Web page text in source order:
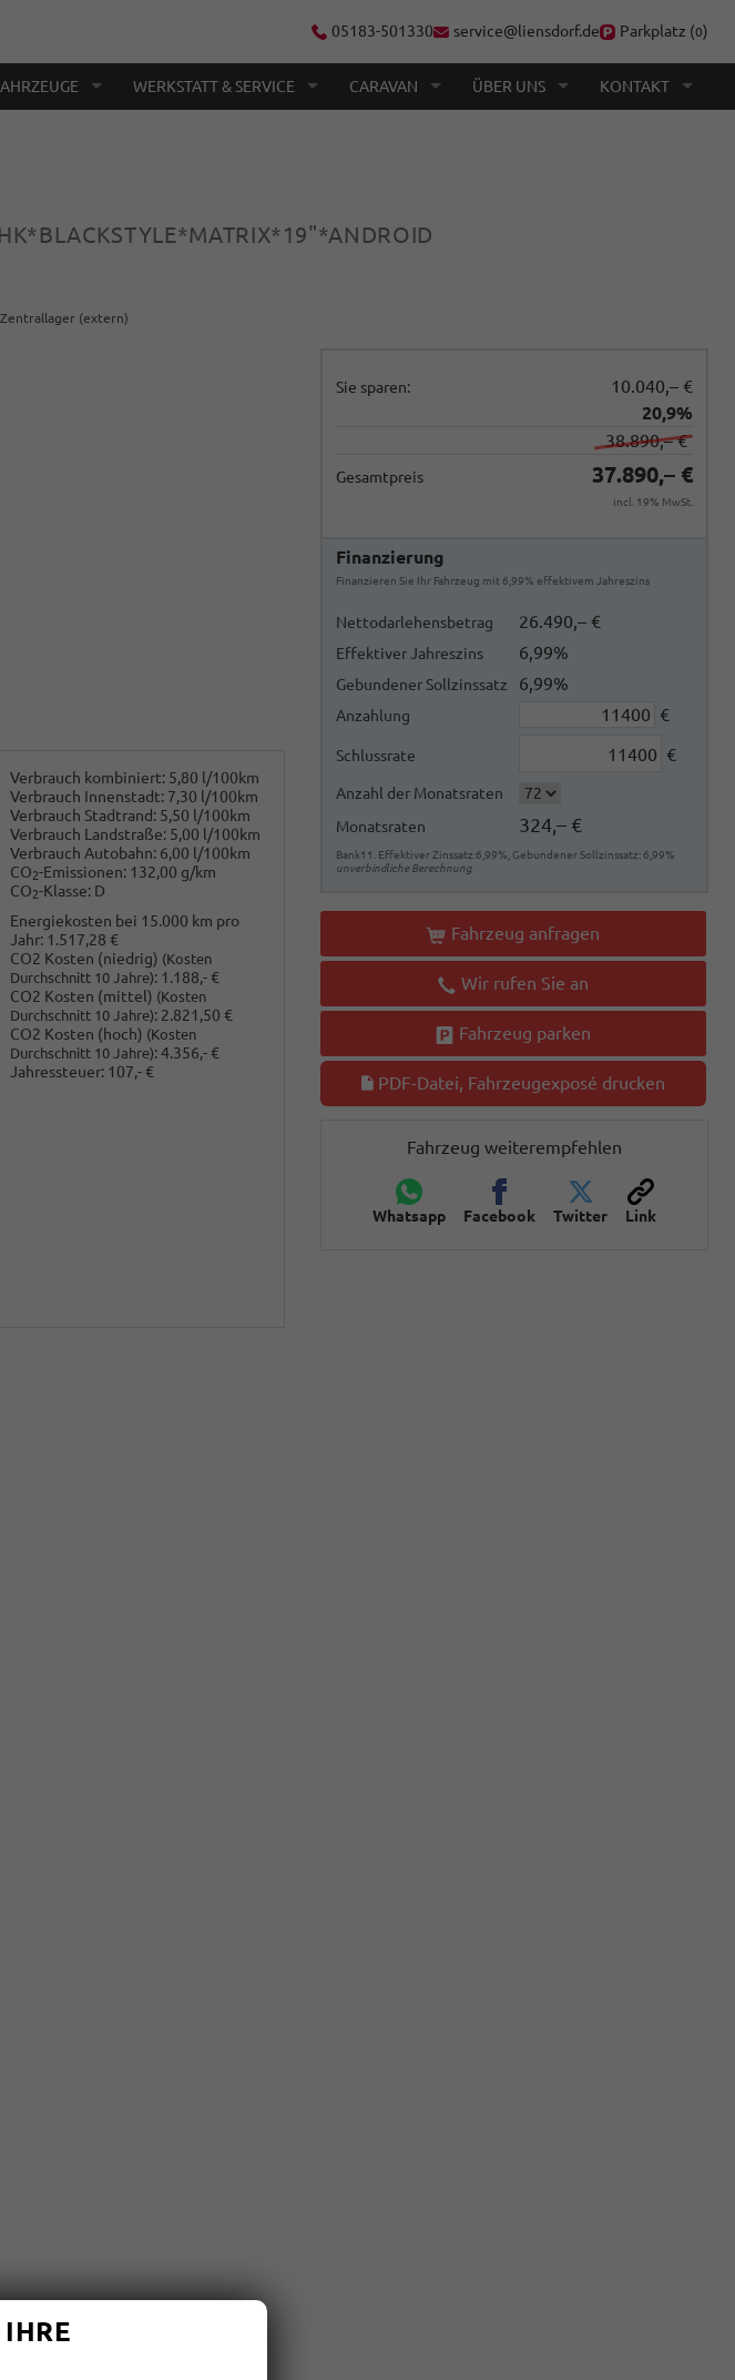
05183-501330 service@liensdorf.de Parkplatz (0)
WERKSTATT & SERVICE CARAVAN ÜBER UNS KONTAKT
Zentrallager (extern)
Sie sparen:
10.040,– €
20,9%
38.890,– €
Gesamtpreis 37.890,– €
incl. 19% MwSt.
Finanzierung
Finanzieren Sie Ihr Fahrzeug mit 6,99% effektivem Jahreszins
Nettodarlehensbetrag 26.490,– €
Effektiver Jahreszins 6,99%
Gebundener Sollzinssatz 6,99%
Anzahlung €
Schlussrate €
Anzahl der Monatsraten
Monatsraten
324,– €
Bank11. Effektiver Zinssatz:6,99%, Gebundener Sollzinssatz: 6,99%
unverbindliche Berechnung
Fahrzeug anfragen
Wir rufen Sie an
Fahrzeug parken
PDF-Datei, Fahrzeugexposé drucken
Fahrzeug weiterempfehlen
Whatsapp Facebook Twitter Link
Verbrauch kombiniert: 5,80 l/100km
Verbrauch Innenstadt: 7,30 l/100km
Verbrauch Stadtrand: 5,50 l/100km
Verbrauch Landstraße: 5,00 l/100km
Verbrauch Autobahn: 6,00 l/100km
CO2-Emissionen: 132,00 g/km
CO2-Klasse: D
Energiekosten bei 15.000 km pro
Jahr: 1.517,28 €
CO2 Kosten (niedrig) (Kosten
Durchschnitt 10 Jahre): 1.188,- €
CO2 Kosten (mittel) (Kosten
Durchschnitt 10 Jahre): 2.821,50 €
CO2 Kosten (hoch) (Kosten
Durchschnitt 10 Jahre): 4.356,- €
Jahressteuer: 107,- €